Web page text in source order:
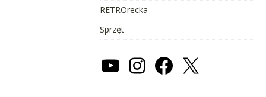
RETROrecka
Sprzęt